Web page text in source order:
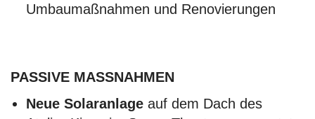
Umbaumaßnahmen und Renovierungen
PASSIVE MASSNAHMEN
Neue Solaranlage auf dem Dach des